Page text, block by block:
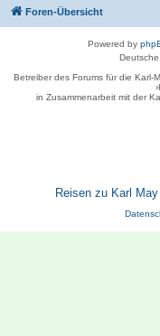
Foren-Übersicht
Powered by
Betreiber des Forums für die Karl-
in Zusammenarbeit mit der
Reisen zu Karl